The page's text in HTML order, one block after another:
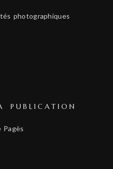
photographiques
PUBLICATION
Pagès